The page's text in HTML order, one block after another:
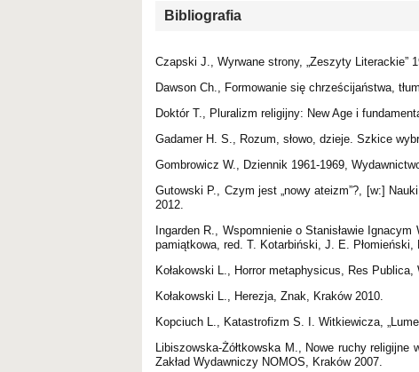
Bibliografia
Czapski J., Wyrwane strony, „Zeszyty Literackie”
Dawson Ch., Formowanie się chrześcijaństwa,
Doktór T., Pluralizm religijny: New Age i
Gadamer H. S., Rozum, słowo, dzieje. Szkice
Gombrowicz W., Dziennik 1961-1969,
Gutowski P., Czym jest „nowy ateizm”?, [w:]
2012.
Ingarden R., Wspomnienie o Stanisławie
pamiątkowa, red. T. Kotarbiński, J. E. Płomieński,
Kołakowski L., Horror metaphysicus, Res Publica,
Kołakowski L., Herezja, Znak, Kraków 2010.
Kopciuch L., Katastrofizm S. I. Witkiewicza,
Libiszowska-Żółtkowska M., Nowe ruchy
Zakład Wydawniczy NOMOS, Kraków 2007.